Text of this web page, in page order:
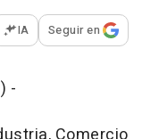
opciones para
IA Seguir en
-